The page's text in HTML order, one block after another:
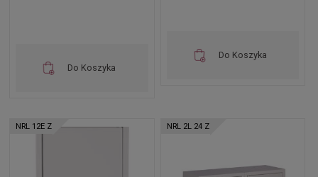
Do Koszyka
Do Koszyka
NRL 12E Z NRL 2L 24 Z